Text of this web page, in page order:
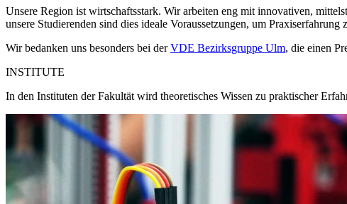
Unsere Region ist wirtschaftsstark. Wir arbeiten eng mit innovativen,
unsere Studierenden sind dies ideale Voraussetzungen, um Praxiserfahrung
Wir bedanken uns besonders bei derVDE Bezirksgruppe Ulm, die einen
INSTITUTE
In den Instituten der Fakultät wird theoretisches Wissen zu praktischer